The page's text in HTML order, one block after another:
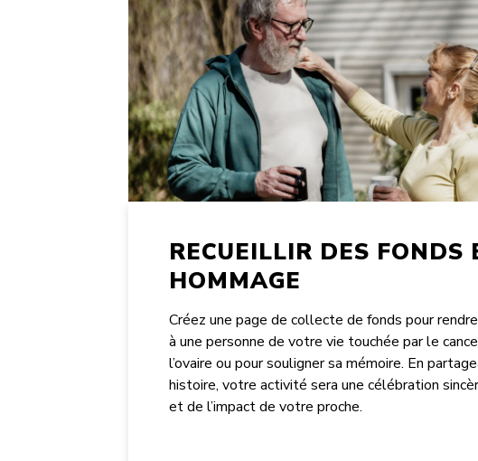
RECUEILLIR DES FONDS
HOMMAGE
Créez une page de collecte de fonds pour
à une personne de votre vie touchée par le
l’ovaire ou pour souligner sa mémoire. En
histoire, votre activité sera une célébration
et de l’impact de votre proche.